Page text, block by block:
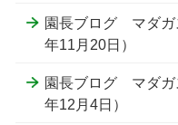
園長ブログ マダ
年11月20日）
園長ブログ マダ
年12月4日）